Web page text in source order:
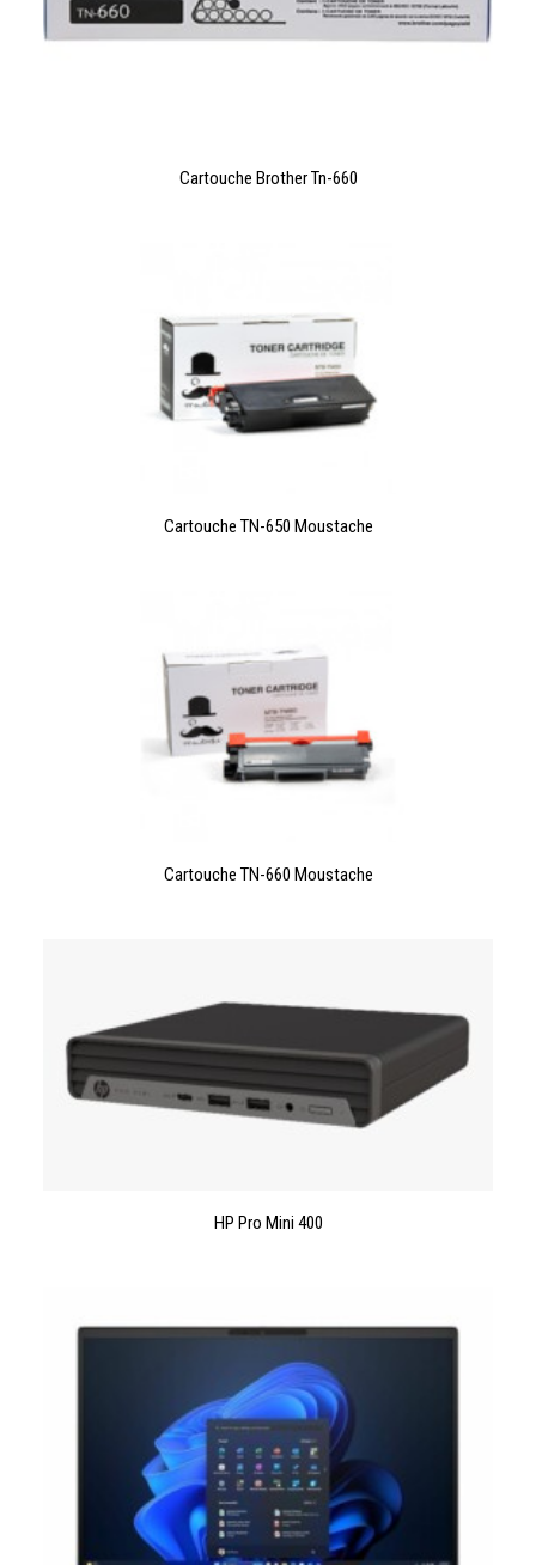
LIRE LA SUITE
Cartouche Brother Tn-660
LIRE LA SUITE
Cartouche TN-650 Moustache
LIRE LA SUITE
Cartouche TN-660 Moustache
LIRE LA SUITE
HP Pro Mini 400